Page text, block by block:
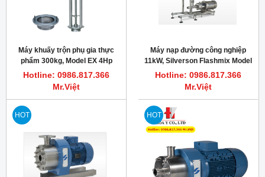
Máy khuấy trộn phụ gia thực
phẩm 300kg, Model EX 4Hp
3000rpm
Hotline: 0986.817.366
Mr.Việt
Máy nạp đường công nghiệp
11kW, Silverson Flashmix Model
FMX50
Hotline: 0986.817.366
Mr.Việt
HOT HOT